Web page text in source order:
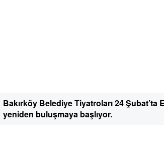
Bakırköy Belediye Tiyatroları 24
yeniden buluşmaya başlıyor.